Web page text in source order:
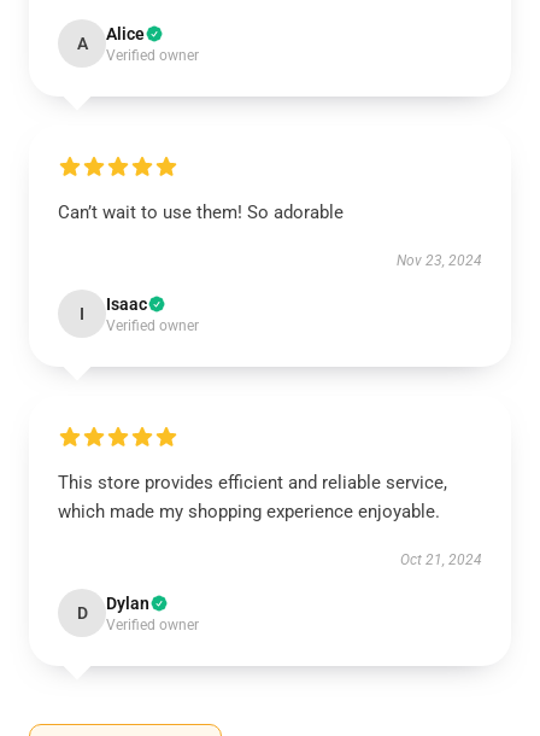
A Alice
Verified owner
Can’t wait to use them! So adorable
Nov 23, 2024
I Isaac
Verified owner
This store provides efficient and reliable service,
which made my shopping experience enjoyable.
Oct 21, 2024
D Dylan
Verified owner